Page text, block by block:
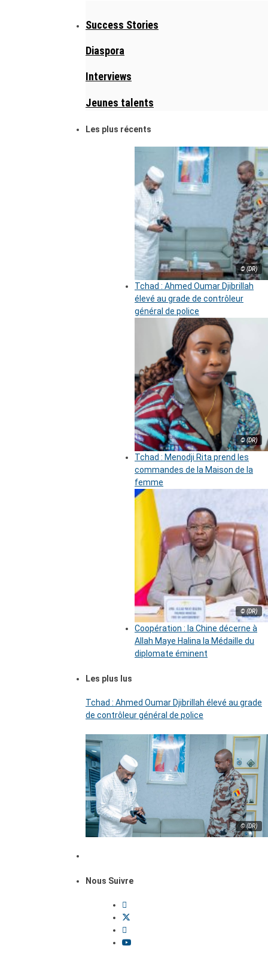
Success Stories
Diaspora
Interviews
Jeunes talents
Les plus récents
© (DR)
Tchad : Ahmed Oumar Djibrillah
élevé au grade de contrôleur
général de police
© (DR)
Tchad : Menodji Rita prend les
commandes de la Maison de la
femme
© (DR)
Coopération : la Chine décerne à
Allah Maye Halina la Médaille du
diplomate éminent
Les plus lus
Tchad : Ahmed Oumar Djibrillah élevé au grade
de contrôleur général de police
© (DR)
Nous Suivre